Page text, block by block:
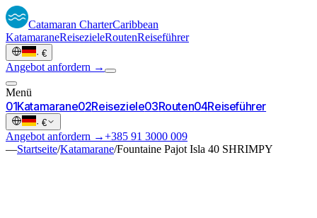
Catamaran CharterCaribbean
KatamaraneReisezieleRoutenReiseführer
· €
Angebot anfordern →
Menü
01Katamarane02Reiseziele03Routen04Reiseführer
· €
Angebot anfordern →+385 91 3000 009
—Startseite/Katamarane/Fountaine Pajot Isla 40 SHRIMPY